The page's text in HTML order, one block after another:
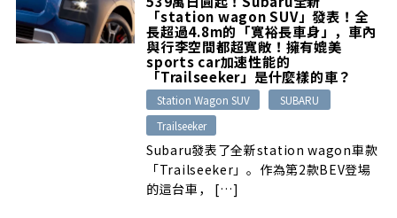
「station wagon SUV」發表！全
長超過4.8m的「寬裕長車身」，車內
與行李空間都超寬敞！擁有媲美
sports car加速性能的
「Trailseeker」是什麼樣的車？
Station Wagon SUV
SUBARU
Trailseeker
Subaru發表了全新station wagon車款
「Trailseeker」。作為第2款BEV登場
的這台車， […]